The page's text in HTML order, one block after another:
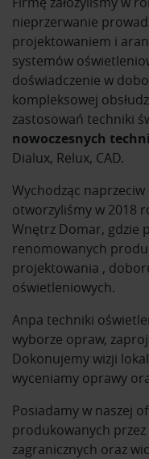
nieprzerwanie
projektowaniem i
systemów
doświadczenie w
kompleksowej
zastosowań techniki
nowoczesnych
Dialux, Relux, CAD.
Wychodząc
otworzyliśmy w 2018
Wnętrz Domar, gdzie
renomowanych
projektowania ,
oświetleniowych.
Anpa techniki
wyborze opraw,
Dokonujemy wizji
wyceniamy oprawy
Posiadamy w naszej
produkowanych
zagranicznych oraz